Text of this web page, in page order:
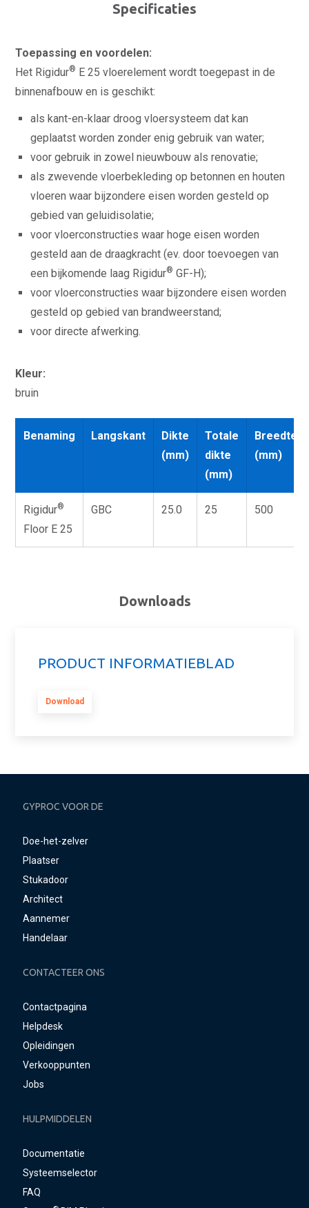
Specificaties
Toepassing en voordelen:
Het Rigidur® E 25 vloerelement wordt toegepast in de
binnenafbouw en is geschikt:
als kant-en-klaar droog vloersysteem dat kan
geplaatst worden zonder enig gebruik van water;
voor gebruik in zowel nieuwbouw als renovatie;
als zwevende vloerbekleding op betonnen en houten
vloeren waar bijzondere eisen worden gesteld op
gebied van geluidisolatie;
voor vloerconstructies waar hoge eisen worden
gesteld aan de draagkracht (ev. door toevoegen van
een bijkomende laag Rigidur® GF-H);
voor vloerconstructies waar bijzondere eisen worden
gesteld op gebied van brandweerstand;
voor directe afwerking.
Kleur:
bruin
Benaming Langskant
Dikte
(mm)
Totale
dikte
(mm)
Breedte
(mm)
Rigidur®
Floor E 25
GBC 25.0 25 500
Downloads
PRODUCT INFORMATIEBLAD
Download
GYPROC VOOR DE
Doe-het-zelver
Plaatser
Stukadoor
Architect
Aannemer
Handelaar
CONTACTEER ONS
Contactpagina
Helpdesk
Opleidingen
Verkooppunten
Jobs
HULPMIDDELEN
Documentatie
Systeemselector
FAQ